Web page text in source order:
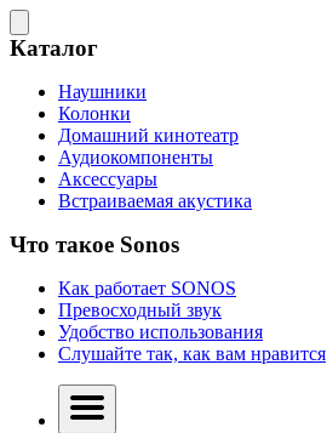
Каталог
Наушники
Колонки
Домашний кинотеатр
Аудиокомпоненты
Аксессуары
Встраиваемая акустика
Что такое Sonos
Как работает SONOS
Превосходный звук
Удобство использования
Слушайте так, как вам нравится